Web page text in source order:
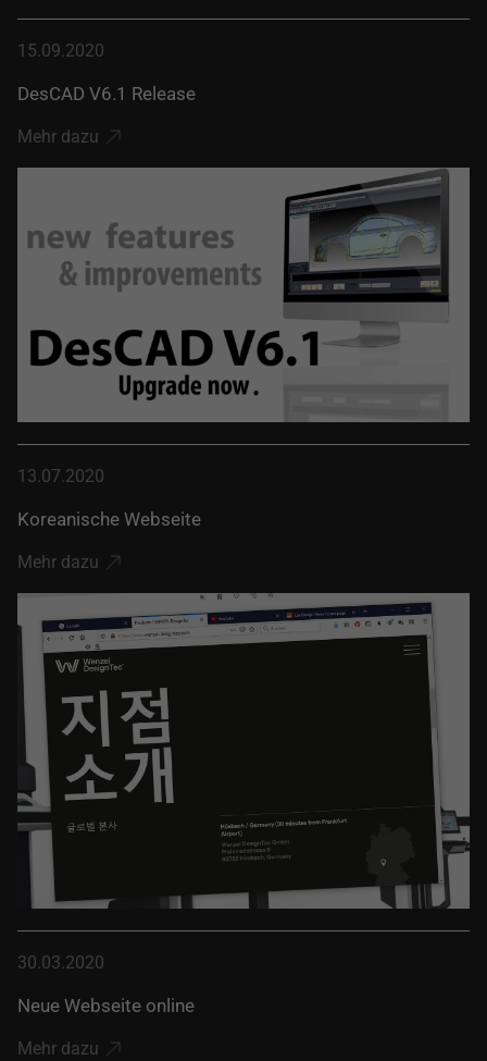
15.09.2020
DesCAD V6.1 Release
Mehr dazu
13.07.2020
Koreanische Webseite
Mehr dazu
30.03.2020
Neue Webseite online
Mehr dazu